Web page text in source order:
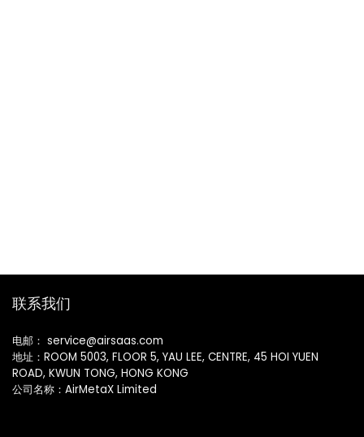
联系我们
电邮： service@airsaas.com
地址：ROOM 5003, FLOOR 5, YAU LEE, CENTRE, 45 HOI YUEN
ROAD, KWUN TONG, HONG KONG
公司名称：AirMetaX Limited